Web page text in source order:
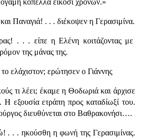
κοπέλλα είκοσι χρονών.»
Παναγιά! . . . διέκοψεν η Γερασιμίνα.
. . . είπε η Ελένη κοιτάζοντας με
της μάνας της.
ελάχιστον; ερώτησεν ο Γιάννης
τι λέει; έκαμε η Θοδωριά και άρχισε
Η εξουσία ετράπη προς καταδίωξί του.
διευθύνεται στο Βαθρακονήσι….
. ηκούσθη η φωνή της Γερασιμίνας.